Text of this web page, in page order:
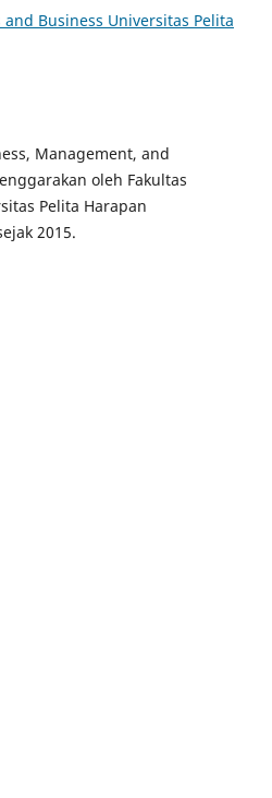
and Business Universitas Pelita
Management, and
oleh Fakultas
Pelita Harapan
2015.